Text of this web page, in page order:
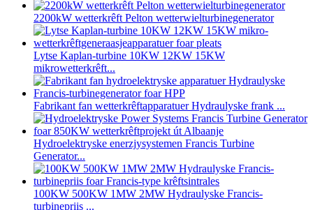
2200kW wetterkrêft Pelton wetterwielturbinegenerator
Lytse Kaplan-turbine 10KW 12KW 15KW
mikrowetterkrêft...
Fabrikant fan wetterkrêftapparatuer Hydraulyske frank ...
Hydroelektryske enerzjysystemen Francis Turbine
Generator...
100KW 500KW 1MW 2MW Hydraulyske Francis-
turbinepriis ...